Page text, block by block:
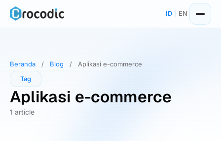
Skip
ID EN
Beranda / Blog /
Aplikasi e-commerce
Tag
Aplikasi e-commerce
1 article